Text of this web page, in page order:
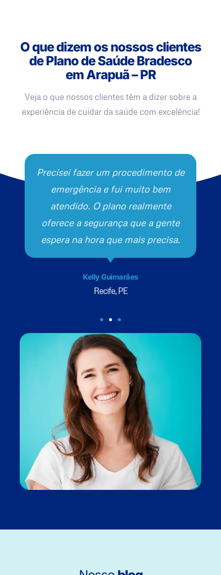
O que dizem os nossos clientes
de Plano de Saúde Bradesco
em Arapuã – PR
Veja o que nossos clientes têm a dizer sobre a
experiência de cuidar da saúde com excelência!
Precisei fazer um procedimento de
emergência e fui muito bem
atendido. O plano realmente
oferece a segurança que a gente
espera na hora que mais precisa.
Kelly Guimarães
Recife, PE